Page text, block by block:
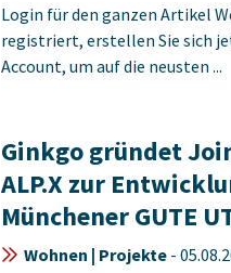
Login für den ganzen Artikel
registriert, erstellen Sie sich
Account, um auf die neusten ...
Ginkgo gründet
ALP.X zur
Münchener GUTE
Wohnen | Projekte -